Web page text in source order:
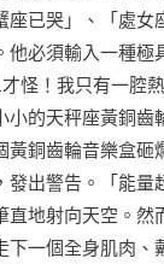
座已哭」、「處
他必須輸入一種極
怪！我只有一腔
小的天秤座黃銅
黃銅齒輪音樂盒
發出警告。「能
直地射向天空。
下一個全身肌肉